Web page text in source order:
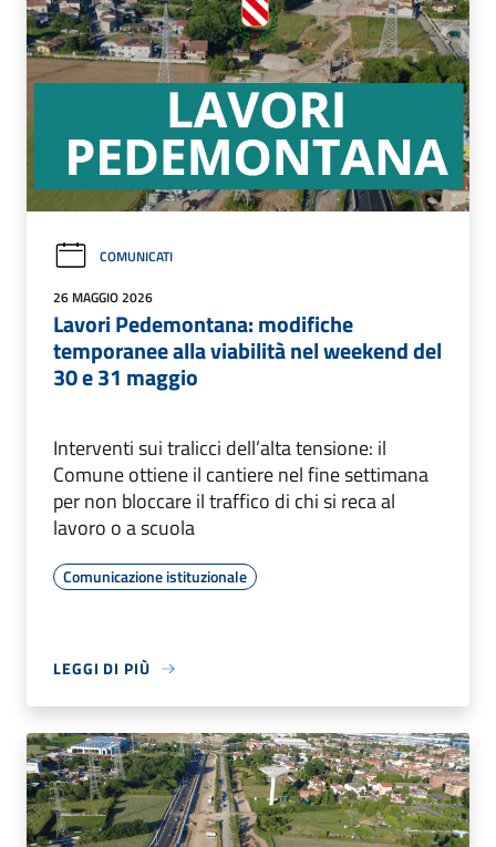
COMUNICATI
26 MAGGIO 2026
Lavori Pedemontana: modifiche
temporanee alla viabilità nel weekend del
30 e 31 maggio
Interventi sui tralicci dell’alta tensione: il
Comune ottiene il cantiere nel fine settimana
per non bloccare il traffico di chi si reca al
lavoro o a scuola
Comunicazione istituzionale
LEGGI DI PIÙ